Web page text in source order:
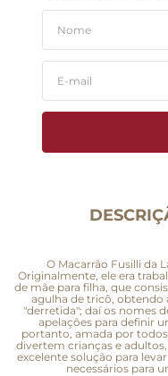
O Macarrão Fusilli da
Originalmente, ele era
de mãe para filha, que
agulha de tricô, obtendo
"derretida"; daí os nomes
apelações para definir
portanto, amada por
divertem crianças e
excelente solução para
necessários para